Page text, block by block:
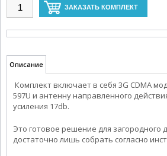
Описание
Комплект включает в себя 3G CDMA
597U и антенну направленного
усиления 17db.
Это готовое решение для загородного
достаточно лишь собрать согласно